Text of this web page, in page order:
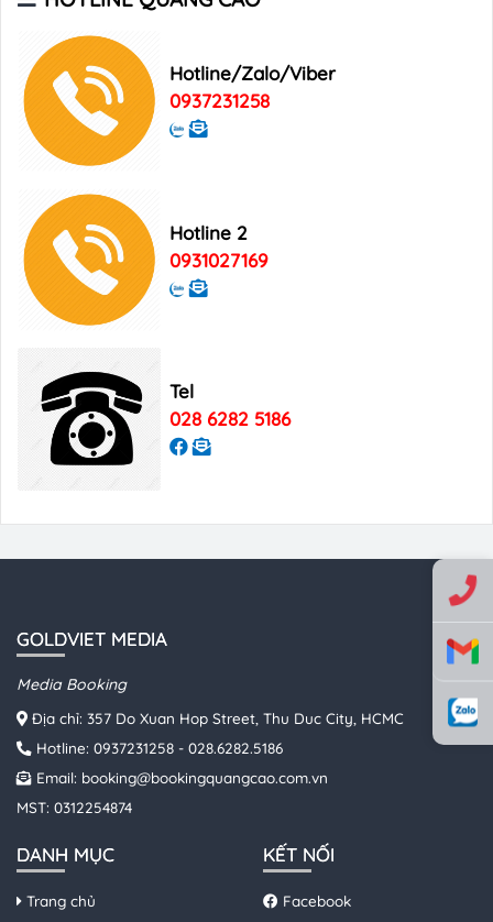
Digital Marketing
Hotline/Zalo/Viber
0937231258
Hotline 2
0931027169
Tel
028 6282 5186
GOLDVIET MEDIA
Media Booking
Địa chỉ: 357 Do Xuan Hop Street, Thu Duc City, HCMC
Hotline: 0937231258 - 028.6282.5186
Email: booking@bookingquangcao.com.vn
MST: 0312254874
DANH MỤC
Trang chủ
KẾT NỐI
Facebook